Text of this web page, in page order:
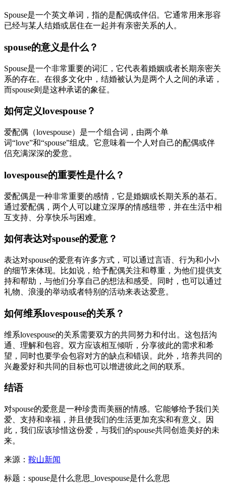
Spouse是一个英文单词，指的是配偶或伴侣。它通常用来形容
已经与某人结婚或居住在一起并有亲密关系的人。
spouse的意义是什么？
Spouse是一个非常重要的词汇，它代表着婚姻或者长期亲密关
系的存在。在很多文化中，结婚被认为是两个人之间的承诺，
而spouse则是这种承诺的象征。
如何定义lovespouse？
爱配偶（lovespouse）是一个组合词，由两个单
词“love”和“spouse”组成。它意味着一个人对自己的配偶或伴
侣充满深深的爱意。
lovespouse的重要性是什么？
爱配偶是一种非常重要的感情，它是婚姻或长期关系的基石。
通过爱配偶，两个人可以建立深厚的情感纽带，并在生活中相
互支持、分享快乐与困难。
如何表达对spouse的爱意？
表达对spouse的爱意有许多方式，可以通过言语、行为和小小
的细节来体现。比如说，给予配偶关注和尊重，为他们提供支
持和帮助，与他们分享自己的想法和感受。同时，也可以通过
礼物、浪漫的举动或者特别的活动来表达爱意。
如何维系lovespouse的关系？
维系lovespouse的关系需要双方的共同努力和付出。这包括沟
通、理解和包容。双方应该相互倾听，分享彼此的需求和希
望，同时也要学会包容对方的缺点和错误。此外，培养共同的
兴趣爱好和共同的目标也可以增进彼此之间的联系。
结语
对spouse的爱意是一种珍贵而美丽的情感。它能够给予我们关
爱、支持和幸福，并且使我们的生活更加充实和有意义。因
此，我们应该珍惜这份爱，与我们的spouse共同创造美好的未
来。
来源： 鞍山新闻
标题：spouse是什么意思_lovespouse是什么意思